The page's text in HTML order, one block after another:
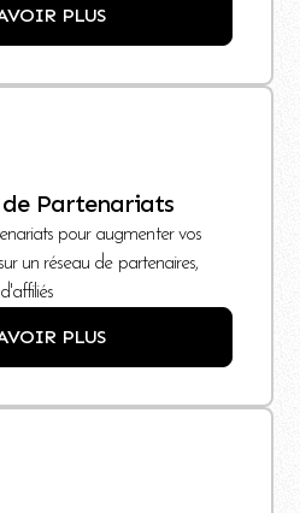
PLUS
Partenariats
pour augmenter vos
un réseau de partenaires,
PLUS